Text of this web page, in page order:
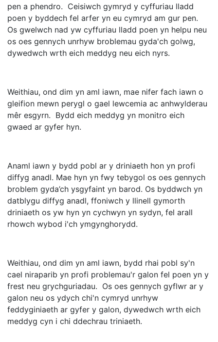
pen a phendro. Ceisiwch gymryd y cyffuriau lladd
poen y byddech fel arfer yn eu cymryd am gur pen.
Os gwelwch nad yw cyffuriau lladd poen yn helpu neu
os oes gennych unrhyw broblemau gyda'ch golwg,
dywedwch wrth eich meddyg neu eich nyrs.
Weithiau, ond dim yn aml iawn, mae nifer fach iawn o
gleifion mewn perygl o gael lewcemia ac anhwylderau
mêr esgyrn. Bydd eich meddyg yn monitro eich
gwaed ar gyfer hyn.
Anaml iawn y bydd pobl ar y driniaeth hon yn profi
diffyg anadl. Mae hyn yn fwy tebygol os oes gennych
broblem gyda’ch ysgyfaint yn barod. Os byddwch yn
datblygu diffyg anadl, ffoniwch y llinell gymorth
driniaeth os yw hyn yn cychwyn yn sydyn, fel arall
rhowch wybod i'ch ymgynghorydd.
Weithiau, ond dim yn aml iawn, bydd rhai pobl sy'n
cael niraparib yn profi problemau'r galon fel poen yn y
frest neu grychguriadau. Os oes gennych gyflwr ar y
galon neu os ydych chi'n cymryd unrhyw
feddyginiaeth ar gyfer y galon, dywedwch wrth eich
meddyg cyn i chi ddechrau triniaeth.